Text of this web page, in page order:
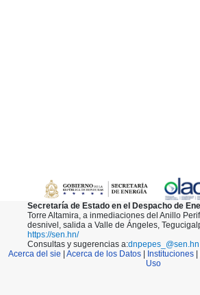
Secretaría de Estado en el Despacho de
Torre Altamira, a inmediaciones del Anillo
desnivel, salida a Valle de Ángeles,
https://sen.hn/
Consultas y sugerencias a:dnpepes_@sen.hn
Acerca del sie
Acerca de los Datos| Instituciones|
Uso